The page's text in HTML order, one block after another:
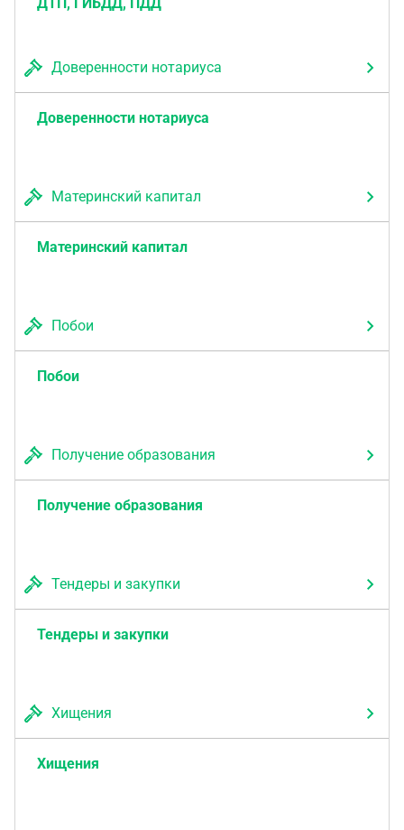
Доверенности нотариуса
Доверенности нотариуса
Материнский капитал
Материнский капитал
Побои
Побои
Получение образования
Получение образования
Тендеры и закупки
Тендеры и закупки
Хищения
Хищения